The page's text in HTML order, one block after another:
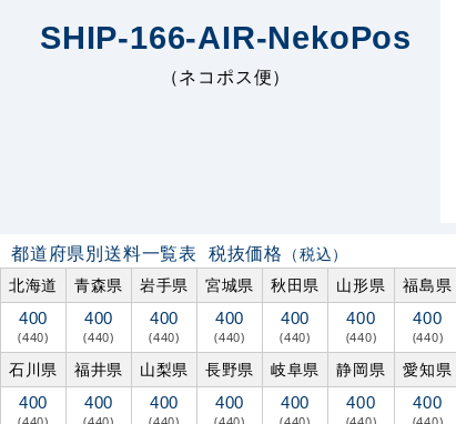
SHIP-166-AIR-NekoPos
（ネコポス便）
都道府県別送料一覧表 税抜価格 （税込）
北海道
青森県 岩手県 宮城県 秋田県 山形県 福島県
400
(440)
400
(440)
400
(440)
400
(440)
400
(440)
400
(440)
400
(440)
石川県 福井県 山梨県 長野県 岐阜県 静岡県 愛知県
400 400 400 400 400 400 400